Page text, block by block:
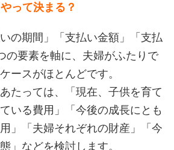
って決まる？
の期間」「支払い金額」「支払
の要素を軸に、夫婦がふたりで
ースがほとんどです。
たっては、「現在、子供を育て
いる費用」「今後の成長にとも
」「夫婦それぞれの財産」「今
」などを検討します。